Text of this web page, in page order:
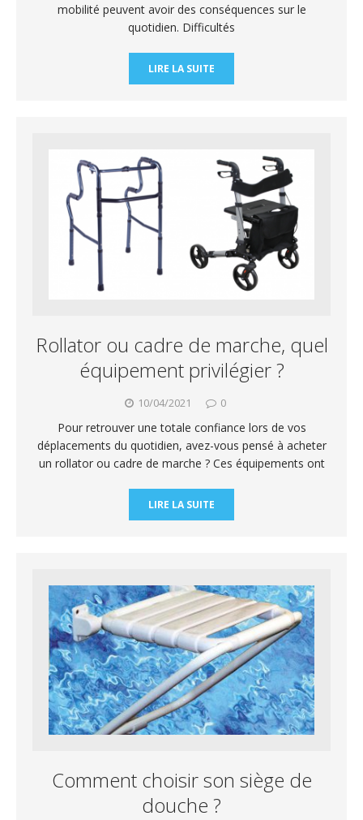
mobilité peuvent avoir des conséquences sur le
quotidien. Difficultés
LIRE LA SUITE
Rollator ou cadre de marche, quel
équipement privilégier ?
10/04/2021 0
Pour retrouver une totale confiance lors de vos
déplacements du quotidien, avez-vous pensé à acheter
un rollator ou cadre de marche ? Ces équipements ont
LIRE LA SUITE
Comment choisir son siège de
douche ?